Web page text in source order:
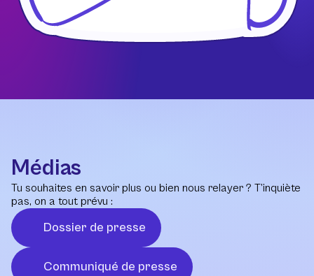
Médias
Tu souhaites en savoir plus ou bien nous relayer ? T’inquiète
pas, on a tout prévu :
Dossier de presse
Communiqué de presse